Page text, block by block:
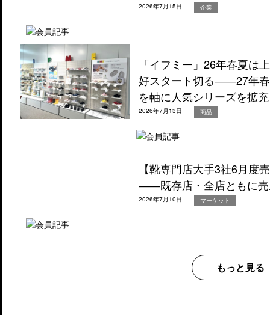
2026年7月15日 企業
「イフミー」26年春夏は
好スタート切る――27年
を軸に人気シリーズを拡充
2026年7月13日 商品
【靴専門店大手3社6月度
――既存店・全店ともに売
2026年7月10日 マーケット
もっと見る